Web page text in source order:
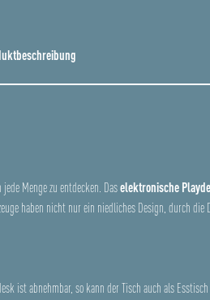
Menge zu entdecken. Daselektronische
haben nicht nur ein niedliches Design, durch
ist abnehmbar, so kann der Tisch auch als